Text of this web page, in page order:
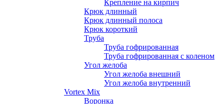
Крепление на кирпич
Крюк длинный
Крюк длинный полоса
Крюк короткий
Труба
Труба гофрированная
Труба гофрированная с коленом
Угол желоба
Угол желоба внешний
Угол желоба внутренний
Vortex Mix
Воронка